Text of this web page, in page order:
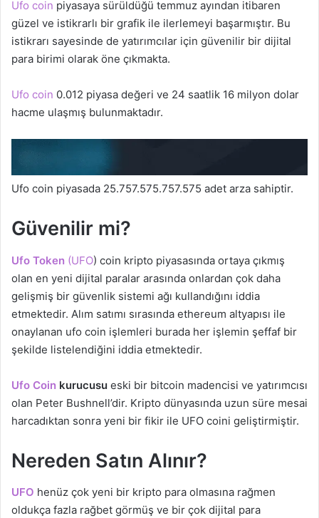
Ufo coin piyasaya sürüldüğü temmuz ayından itibaren
güzel ve istikrarlı bir grafik ile ilerlemeyi başarmıştır. Bu
istikrarı sayesinde de yatırımcılar için güvenilir bir dijital
para birimi olarak öne çıkmakta.
Ufo coin 0.012 piyasa değeri ve 24 saatlik 16 milyon dolar
hacme ulaşmış bulunmaktadır.
Ufo coin piyasada 25.757.575.757.575 adet arza sahiptir.
Güvenilir mi?
Ufo Token (UFO) coin kripto piyasasında ortaya çıkmış
olan en yeni dijital paralar arasında onlardan çok daha
gelişmiş bir güvenlik sistemi ağı kullandığını iddia
etmektedir. Alım satımı sırasında ethereum altyapısı ile
onaylanan ufo coin işlemleri burada her işlemin şeffaf bir
şekilde listelendiğini iddia etmektedir.
Ufo Coin kurucusu eski bir bitcoin madencisi ve yatırımcısı
olan Peter Bushnell’dir. Kripto dünyasında uzun süre mesai
harcadıktan sonra yeni bir fikir ile UFO coini geliştirmiştir.
Nereden Satın Alınır?
UFO henüz çok yeni bir kripto para olmasına rağmen
oldukça fazla rağbet görmüş ve bir çok dijital para